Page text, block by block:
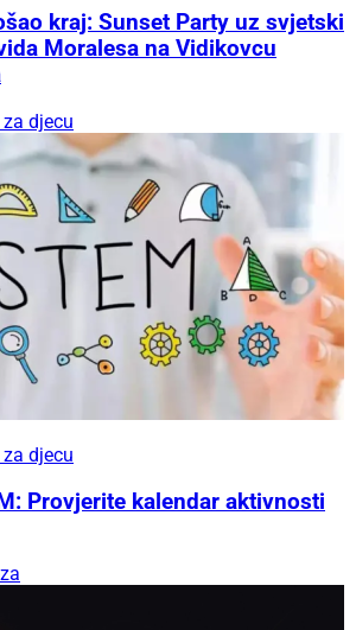
kraj: Sunset Party uz svjetski
Moralesa na Vidikovcu
djecu
djecu
Provjerite kalendar aktivnosti